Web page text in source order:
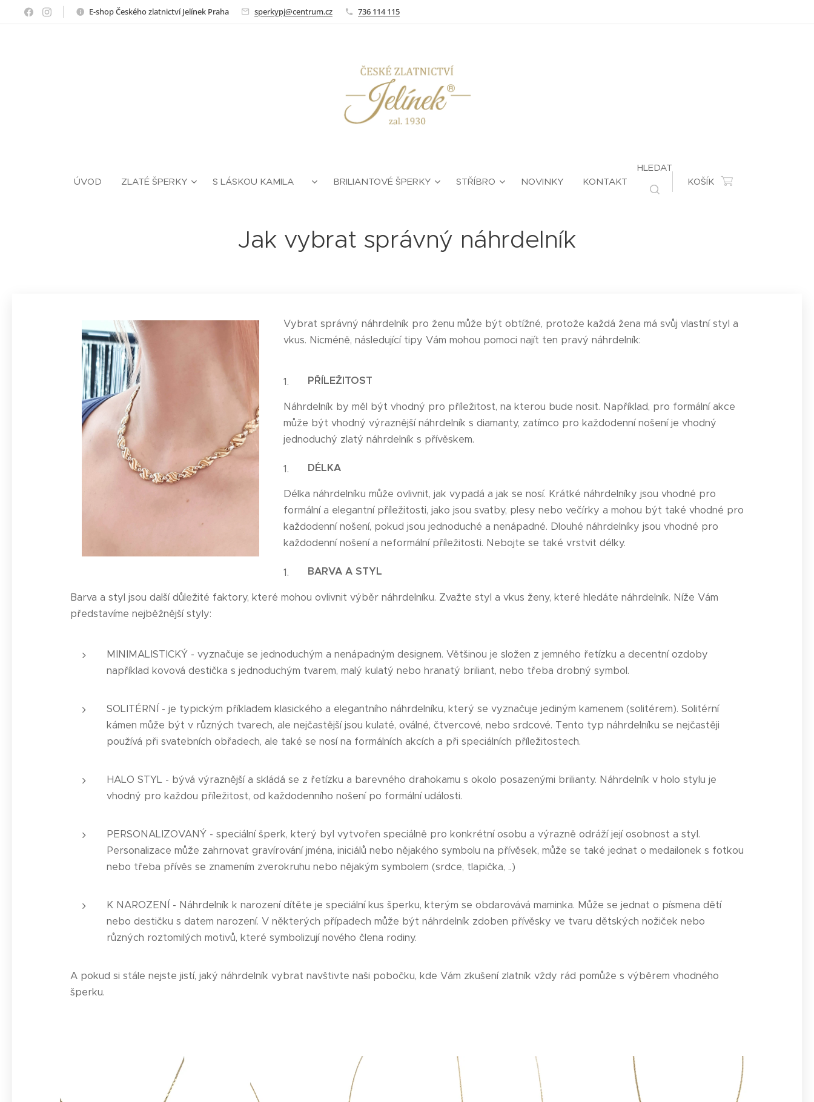
E-shop Českého zlatnictví Jelínek Praha sperkypj@centrum.cz 736 114 115
ÚVOD ZLATÉ ŠPERKY S LÁSKOU KAMILA ❤ BRILIANTOVÉ ŠPERKY STŘÍBRO NOVINKY KONTAKT
HLEDAT
KOŠÍK
Jak vybrat správný náhrdelník
Vybrat správný náhrdelník pro ženu může být obtížné, protože každá žena má svůj vlastní styl a
vkus. Nicméně, následující tipy Vám mohou pomoci najít ten pravý náhrdelník:
PŘÍLEŽITOST
Náhrdelník by měl být vhodný pro příležitost, na kterou bude nosit. Například, pro formální akce
může být vhodný výraznější náhrdelník s diamanty, zatímco pro každodenní nošení je vhodný
jednoduchý zlatý náhrdelník s přívěskem.
DÉLKA
Délka náhrdelníku může ovlivnit, jak vypadá a jak se nosí. Krátké náhrdelníky jsou vhodné pro
formální a elegantní příležitosti, jako jsou svatby, plesy nebo večírky a mohou být také vhodné pro
každodenní nošení, pokud jsou jednoduché a nenápadné. Dlouhé náhrdelníky jsou vhodné pro
každodenní nošení a neformální příležitosti. Nebojte se také vrstvit délky.
BARVA A STYL
Barva a styl jsou další důležité faktory, které mohou ovlivnit výběr náhrdelníku. Zvažte styl a vkus ženy, které hledáte náhrdelník. Níže Vám
představíme nejběžnější styly:
MINIMALISTICKÝ - vyznačuje se jednoduchým a nenápadným designem. Většinou je složen z jemného řetízku a decentní ozdoby
například kovová destička s jednoduchým tvarem, malý kulatý nebo hranatý briliant, nebo třeba drobný symbol.
SOLITÉRNÍ - je typickým příkladem klasického a elegantního náhrdelníku, který se vyznačuje jediným kamenem (solitérem). Solitérní
kámen může být v různých tvarech, ale nejčastější jsou kulaté, oválné, čtvercové, nebo srdcové. Tento typ náhrdelníku se nejčastěji
používá při svatebních obřadech, ale také se nosí na formálních akcích a při speciálních příležitostech.
HALO STYL - bývá výraznější a skládá se z řetízku a barevného drahokamu s okolo posazenými brilianty. Náhrdelník v holo stylu je
vhodný pro každou příležitost, od každodenního nošení po formální události.
PERSONALIZOVANÝ - speciální šperk, který byl vytvořen speciálně pro konkrétní osobu a výrazně odráží její osobnost a styl.
Personalizace může zahrnovat gravírování jména, iniciálů nebo nějakého symbolu na přívěsek, může se také jednat o medailonek s fotkou
nebo třeba přívěs se znamením zverokruhu nebo nějakým symbolem (srdce, tlapička, ..)
K NAROZENÍ - Náhrdelník k narození dítěte je speciální kus šperku, kterým se obdarovává maminka. Může se jednat o písmena dětí
nebo destičku s datem narození. V některých případech může být náhrdelník zdoben přívěsky ve tvaru dětských nožiček nebo
různých roztomilých motivů, které symbolizují nového člena rodiny.
A pokud si stále nejste jistí, jaký náhrdelník vybrat navštivte naši pobočku, kde Vám zkušení zlatník vždy rád pomůže s výběrem vhodného
šperku.